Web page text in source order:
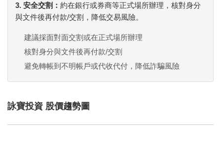
3. 安全交割： 約在銀行或券商等正式場所辦理，核對身分
與文件後再付款/交割，降低交易風險。
建議採面對面交割或在正式場所辦理
核對身分與文件後再付款/交割
避免轉帳到不明帳戶或代收代付，降低詐騙風險
詠寶投資 股價趨勢圖